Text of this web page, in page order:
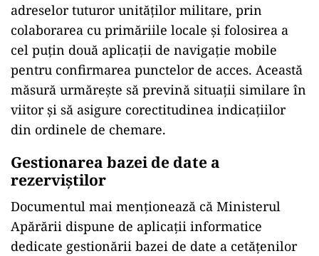
adreselor tuturor unităților militare, prin
colaborarea cu primăriile locale și folosirea a
cel puțin două aplicații de navigație mobile
pentru confirmarea punctelor de acces. Această
măsură urmărește să prevină situații similare în
viitor și să asigure corectitudinea indicațiilor
din ordinele de chemare.
Gestionarea bazei de date a
rezerviștilor
Documentul mai menționează că Ministerul
Apărării dispune de aplicații informatice
dedicate gestionării bazei de date a cetățenilor